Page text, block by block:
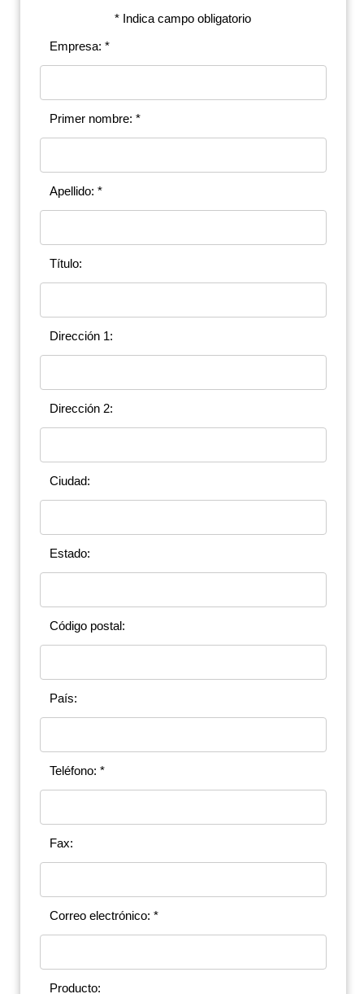
* Indica campo obligatorio
Empresa: *
Primer nombre: *
Apellido: *
Título:
Dirección 1:
Dirección 2:
Ciudad:
Estado:
Código postal:
País:
Teléfono: *
Fax:
Correo electrónico: *
Producto: